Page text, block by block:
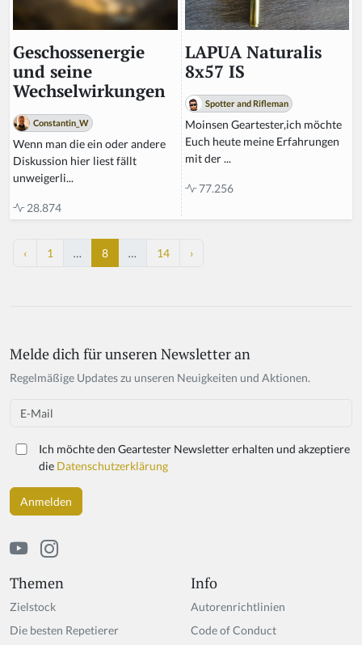
Geschossenergie
und seine
Wechselwirkungen
Constantin_W
Wenn man die ein oder andere
Diskussion hier liest fällt
unweigerli...
28.874
LAPUA Naturalis
8x57 IS
Spotter and Rifleman
Moinsen Geartester,ich möchte
Euch heute meine Erfahrungen
mit der ...
77.256
‹ 1 … 8 … 14 ›
Themen
Zielstock
Die besten Repetierer
Info
Autorenrichtlinien
Code of Conduct
Melde dich für unseren Newsletter an
Regelmäßige Updates zu unseren Neuigkeiten und Aktionen.
Email
Ich möchte den Geartester Newsletter erhalten und akzeptiere
die Datenschutzerklärung